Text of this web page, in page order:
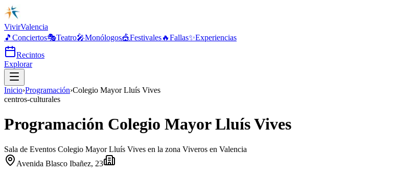
VivirValencia
🎵 Conciertos🎭Teatro🎤Monólogos🎪Festivales🔥Fallas✨Experiencias
Recintos
Explorar
Inicio›Programación›Colegio Mayor Lluís Vives
centros-culturales
Programación Colegio Mayor Lluís Vives
Sala de Eventos Colegio Mayor Lluís Vives en la zona Viveros en Valencia
Avenida Blasco Ibañez, 23